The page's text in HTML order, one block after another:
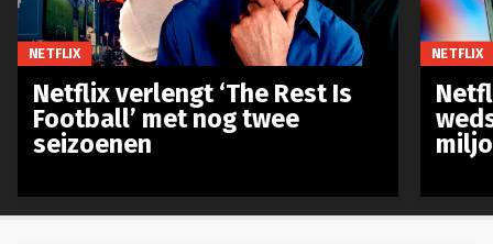
NETFLIX
Netflix verlengt ‘The Rest Is
Football’ met nog twee
seizoenen
NETFLIX